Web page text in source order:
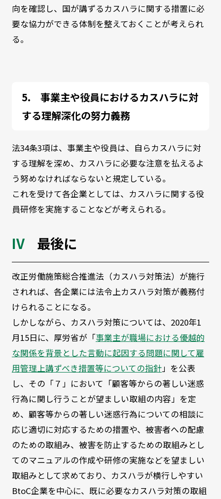
向を確認し、国が講ずるカスハラに関する措置に必
要な協力ができる体制を整えておくことが考えられ
る。
事業主や役員におけるカスハラに対
する理解深化の努力義務
法34条3項は、事業主や役員は、自らカスハラに対
する理解を深め、カスハラに必要な注意を払えるよ
う努めなければならないと規定している。
これを受けて各企業としては、カスハラに関する役
員研修を実施することなどが考えられる。
最後に
改正労働施策総合推進法（カスハラ対策法）が施行
されれば、各企業には法令上カスハラ対策が義務付
けられることになる。
しかしながら、カスハラ対策については、 2020年1
月15日に、厚労省が「事業主が職場における優越的
な関係を背景とした言動に起因する問題に関して雇
用管理上講ずべき措置等についての指針」を公表
し、その「７」において「顧客等からの著しい迷惑
行為に関し行うことが望ましい取組の内容」を定
め、顧客等からの著しい迷惑行為についての相談に
応じ適切に対応するための措置や、被害者への配慮
のための取組み、被害を防止するための取組みとし
てのマニュアルの作成や研修の実施などを望ましい
取組みとして求めており、カスハラが横行しやすい
BtoC企業を中心に、既に必要なカスハラ対策の取組